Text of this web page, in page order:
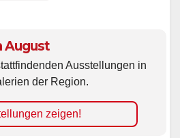
August
Ausstellungen in
der Region.
zeigen!